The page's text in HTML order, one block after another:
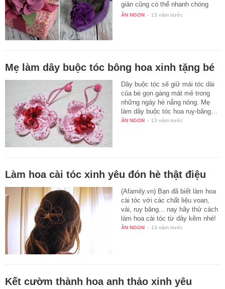
giản cũng có thể nhanh chóng
có…
ĂN NGON - 13 năm trước
Mẹ làm dây buộc tóc bông hoa xinh tặng bé
Dây buộc tóc sẽ giữ mái tóc dài
của bé gọn gàng mát mẻ trong
những ngày hè nắng nóng. Mẹ
làm dây buộc tóc hoa ruy-băng…
ĂN NGON - 13 năm trước
Làm hoa cài tóc xinh yêu đón hè thật điệu
(Afamily.vn) Bạn đã biết làm hoa
cài tóc với các chất liệu voan,
vải, ruy băng... nay hãy thử cách
làm hoa cài tóc từ dây kẽm nhé!
ĂN NGON - 13 năm trước
Kết cườm thành hoa anh thảo xinh yêu